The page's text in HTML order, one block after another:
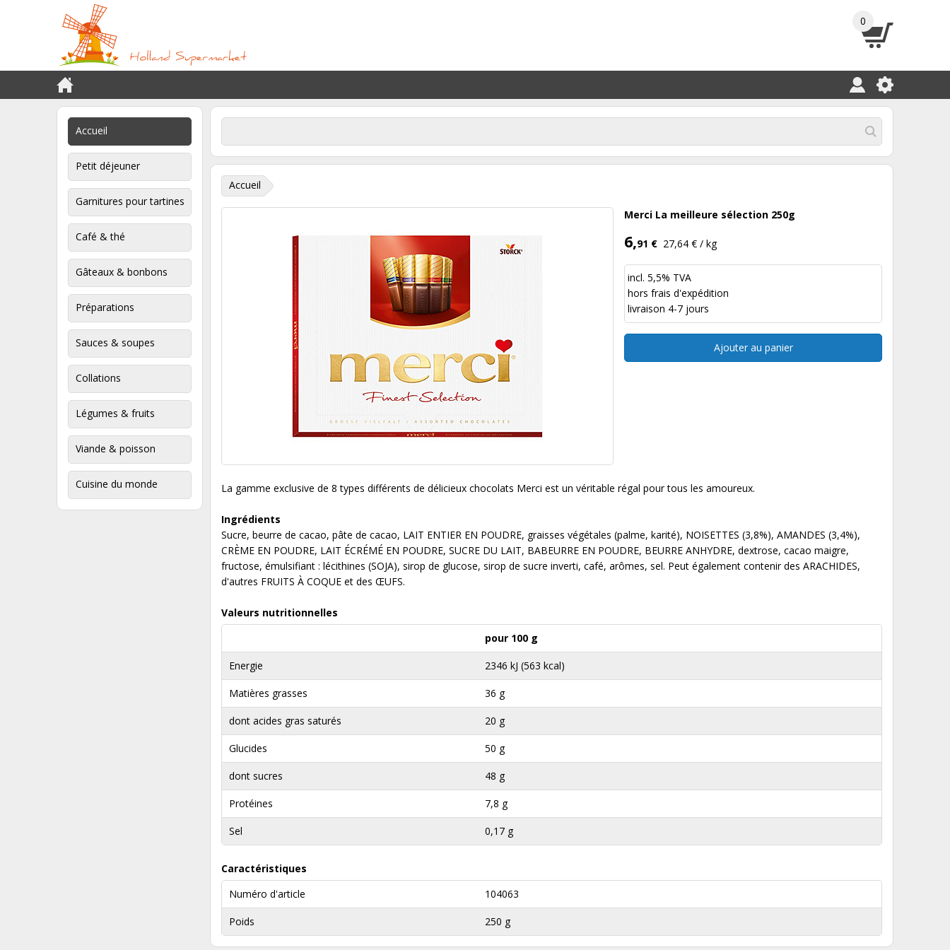
0
Accueil
Petit déjeuner
Garnitures pour tartines
Café & thé
Gâteaux & bonbons
Préparations
Sauces & soupes
Collations
Légumes & fruits
Viande & poisson
Cuisine du monde
Accueil
Merci La meilleure sélection 250g
6,91 € 27,64 € / kg
incl. 5,5% TVA
hors frais d'expédition
livraison 4-7 jours
Ajouter au panier
La gamme exclusive de 8 types différents de délicieux chocolats Merci est un véritable régal pour tous les amoureux.
Ingrédients
Sucre, beurre de cacao, pâte de cacao, LAIT ENTIER EN POUDRE, graisses végétales (palme, karité), NOISETTES (3,8%), AMANDES (3,4%),
CRÈME EN POUDRE, LAIT ÉCRÉMÉ EN POUDRE, SUCRE DU LAIT, BABEURRE EN POUDRE, BEURRE ANHYDRE, dextrose, cacao maigre,
fructose, émulsifiant : lécithines (SOJA), sirop de glucose, sirop de sucre inverti, café, arômes, sel. Peut également contenir des ARACHIDES,
d'autres FRUITS À COQUE et des ŒUFS.
Valeurs nutritionnelles
pour 100 g
Energie 2346 kJ (563 kcal)
Matières grasses 36 g
dont acides gras saturés 20 g
Glucides 50 g
dont sucres 48 g
Protéines 7,8 g
Sel 0,17 g
Caractéristiques
Numéro d'article
104063
Poids 250 g